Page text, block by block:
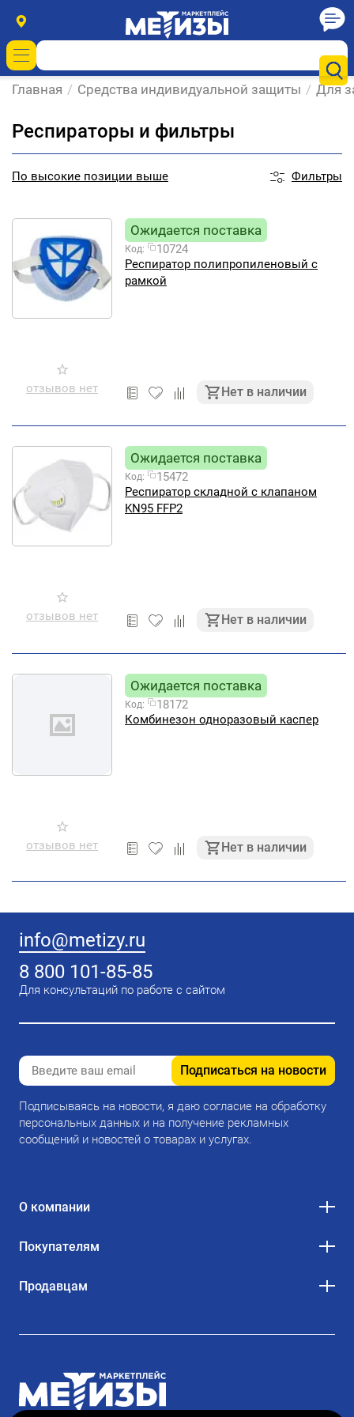
Главная / Средства индивидуальной защиты / Для
Респираторы и фильтры
По высокие позиции выше Фильтры
отзывов нет
Ожидается поставка
Код:
10724
Респиратор полипропиленовый с
рамкой
Нет в наличии
отзывов нет
Ожидается поставка
Код:
15472
Респиратор складной с клапаном
KN95 FFP2
Нет в наличии
отзывов нет
Ожидается поставка
Код:
18172
Комбинезон одноразовый каспер
Нет в наличии
info@metizy.ru
8 800 101-85-85
Для консультаций по работе с сайтом
Подписаться на новости
Подписываясь на новости, я даю согласие на обработку
персональных данных и на получение рекламных
сообщений и новостей о товарах и услугах.
О компании
Покупателям
Продавцам